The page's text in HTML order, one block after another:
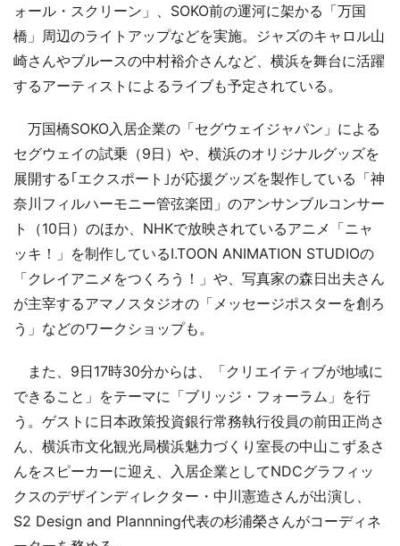
ォール・スクリーン」、SOKO前の運河に架かる「万国
橋」周辺のライトアップなどを実施。ジャズのキャロル山
崎さんやブルースの中村裕介さんなど、横浜を舞台に活躍
するアーティストによるライブも予定されている。
万国橋SOKO入居企業の「セグウェイジャパン」による
セグウェイの試乗（9日）や、横浜のオリジナルグッズを
展開する｢エクスポート｣が応援グッズを製作している「神
奈川フィルハーモニー管弦楽団」のアンサンブルコンサー
ト（10日）のほか、NHKで放映されているアニメ「ニャ
ッキ！」を制作しているI.TOON ANIMATION STUDIOの
「クレイアニメをつくろう！」や、写真家の森日出夫さん
が主宰するアマノスタジオの「メッセージポスターを創ろ
う」などのワークショップも。
また、9日17時30分からは、「クリエイティブが地域に
できること」をテーマに「ブリッジ・フォーラム」を行
う。ゲストに日本政策投資銀行常務執行役員の前田正尚さ
ん、横浜市文化観光局横浜魅力づくり室長の中山こずゑさ
んをスピーカーに迎え、入居企業としてNDCグラフィッ
クスのデザインディレクター・中川憲造さんが出演し、
S2 Design and Plannning代表の杉浦榮さんがコーディネ